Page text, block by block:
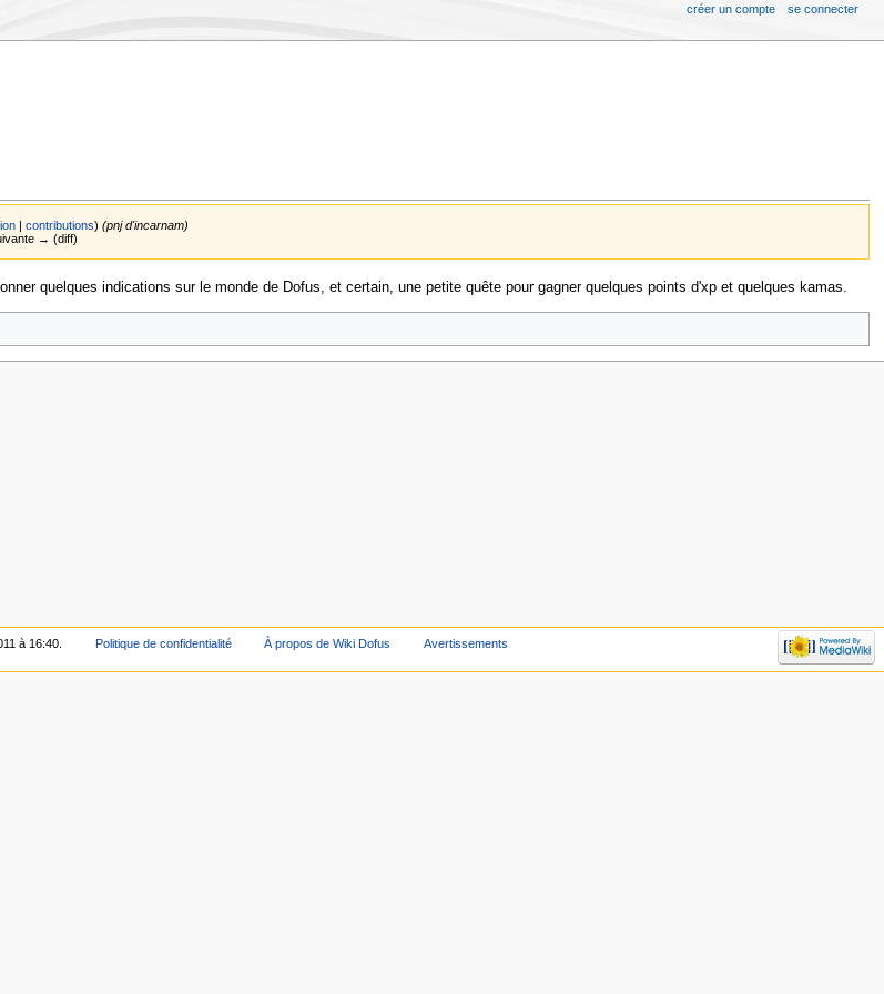
|contributions) (pnj d'incarnam)
→ (diff)
quelques indications sur le monde de Dofus, et certain, une petite quête pour gagner quelques points d'xp et quelques kamas.
créer un compte se connecter
à 16:40. Politique de confidentialité À propos de Wiki Dofus Avertissements